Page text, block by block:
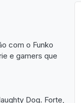
com o Funko
e gamers que
Dog. Forte,